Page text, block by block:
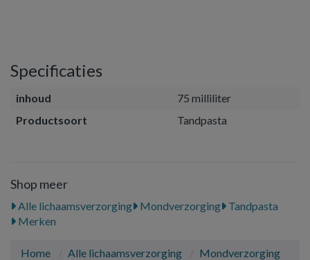
Specificaties
inhoud
75 milliliter
Productsoort
Tandpasta
Shop meer
Alle lichaamsverzorging Mondverzorging
Tandpasta
Merken
Home Alle lichaamsverzorging
Mondverzorging